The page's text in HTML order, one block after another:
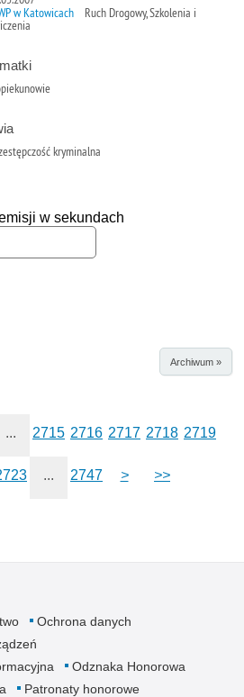
w Katowicach Ruch Drogowy, Szkolenia i
kryminalna
w sekundach
Archiwum »
... 2715 2716 2717 2718 2719
... 2747 > >>
Ochrona danych
Odznaka Honorowa
Patronaty honorowe